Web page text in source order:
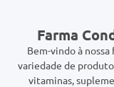
Farma
Bem-vindo à
variedade de
vitaminas,